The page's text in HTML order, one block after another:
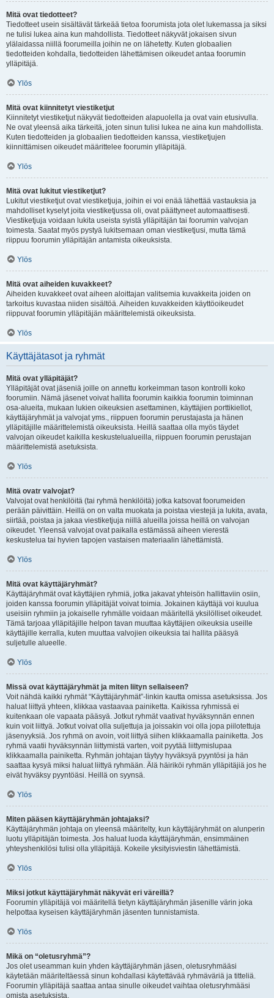
Mitä ovat tiedotteet?
Tiedotteet usein sisältävät tärkeää tietoa foorumista jota olet lukemassa ja siksi
ne tulisi lukea aina kun mahdollista. Tiedotteet näkyvät jokaisen sivun
ylälaidassa niillä foorumeilla joihin ne on lähetetty. Kuten globaalien
tiedotteiden kohdalla, tiedotteiden lähettämisen oikeudet antaa foorumin
ylläpitäjä.
Ylös
Mitä ovat kiinnitetyt viestiketjut
Kiinnitetyt viestiketjut näkyvät tiedotteiden alapuolella ja ovat vain etusivulla.
Ne ovat yleensä aika tärkeitä, joten sinun tulisi lukea ne aina kun mahdollista.
Kuten tiedotteiden ja globaalien tiedotteiden kanssa, viestiketjujen
kiinnittämisen oikeudet määrittelee foorumin ylläpitäjä.
Ylös
Mitä ovat lukitut viestiketjut?
Lukitut viestiketjut ovat viestiketjuja, joihin ei voi enää lähettää vastauksia ja
mahdolliset kyselyt joita viestiketjussa oli, ovat päättyneet automaattisesti.
Viestiketjuja voidaan lukita useista syistä ylläpitäjän tai foorumin valvojan
toimesta. Saatat myös pystyä lukitsemaan oman viestiketjusi, mutta tämä
riippuu foorumin ylläpitäjän antamista oikeuksista.
Ylös
Mitä ovat aiheiden kuvakkeet?
Aiheiden kuvakkeet ovat aiheen aloittajan valitsemia kuvakkeita joiden on
tarkoitus kuvastaa niiden sisältöä. Aiheiden kuvakkeiden käyttöoikeudet
riippuvat foorumin ylläpitäjän määrittelemistä oikeuksista.
Ylös
Käyttäjätasot ja ryhmät
Mitä ovat ylläpitäjät?
Ylläpitäjät ovat jäseniä joille on annettu korkeimman tason kontrolli koko
foorumiin. Nämä jäsenet voivat hallita foorumin kaikkia foorumin toiminnan
osa-alueita, mukaan lukien oikeuksien asettaminen, käyttäjien porttikiellot,
käyttäjäryhmät ja valvojat yms., riippuen foorumin perustajasta ja hänen
ylläpitäjille määrittelemistä oikeuksista. Heillä saattaa olla myös täydet
valvojan oikeudet kaikilla keskustelualueilla, riippuen foorumin perustajan
määrittelemistä asetuksista.
Ylös
Mitä ovatr valvojat?
Valvojat ovat henkilöitä (tai ryhmä henkilöitä) jotka katsovat foorumeiden
perään päivittäin. Heillä on on valta muokata ja poistaa viestejä ja lukita, avata,
siirtää, poistaa ja jakaa viestiketjuja niillä alueilla joissa heillä on valvojan
oikeudet. Yleensä valvojat ovat paikalla estämässä aiheen vierestä
keskustelua tai hyvien tapojen vastaisen materiaalin lähettämistä.
Ylös
Mitä ovat käyttäjäryhmät?
Käyttäjäryhmät ovat käyttäjien ryhmiä, jotka jakavat yhteisön hallittaviin osiin,
joiden kanssa foorumin ylläpitäjät voivat toimia. Jokainen käyttäjä voi kuulua
useisiin ryhmiin ja jokaiselle ryhmälle voidaan määritellä yksilölliset oikeudet.
Tämä tarjoaa ylläpitäjille helpon tavan muuttaa käyttäjien oikeuksia useille
käyttäjille kerralla, kuten muuttaa valvojien oikeuksia tai hallita pääsyä
suljetulle alueelle.
Ylös
Missä ovat käyttäjäryhmät ja miten liityn sellaiseen?
Voit nähdä kaikki ryhmät “Käyttäjäryhmät”-linkin kautta omissa asetuksissa. Jos
haluat liittyä yhteen, klikkaa vastaavaa painiketta. Kaikissa ryhmissä ei
kuitenkaan ole vapaata pääsyä. Jotkut ryhmät vaativat hyväksynnän ennen
kuin voit liittyä. Jotkut voivat olla suljettuja ja joissakin voi olla jopa piilotettuja
jäsenyyksiä. Jos ryhmä on avoin, voit liittyä siihen klikkaamalla painiketta. Jos
ryhmä vaatii hyväksynnän liittymistä varten, voit pyytää liittymislupaa
klikkaamalla painiketta. Ryhmän johtajan täytyy hyväksyä pyyntösi ja hän
saattaa kysyä miksi haluat liittyä ryhmään. Älä häiriköi ryhmän ylläpitäjiä jos he
eivät hyväksy pyyntöäsi. Heillä on syynsä.
Ylös
Miten pääsen käyttäjäryhmän johtajaksi?
Käyttäjäryhmän johtaja on yleensä määritelty, kun käyttäjäryhmät on alunperin
luotu ylläpitäjän toimesta. Jos haluat luoda käyttäjäryhmän, ensimmäinen
yhteyshenkilösi tulisi olla ylläpitäjä. Kokeile yksityisviestin lähettämistä.
Ylös
Miksi jotkut käyttäjäryhmät näkyvät eri väreillä?
Foorumin ylläpitäjä voi määritellä tietyn käyttäjäryhmän jäsenille värin joka
helpottaa kyseisen käyttäjäryhmän jäsenten tunnistamista.
Ylös
Mikä on “oletusryhmä”?
Jos olet useamman kuin yhden käyttäjäryhmän jäsen, oletusryhmääsi
käytetään määriteltäessä sinun kohdallasi käytettävää ryhmäväriä ja titteliä.
Foorumin ylläpitäjä saattaa antaa sinulle oikeudet vaihtaa oletusryhmääsi
omista asetuksista.